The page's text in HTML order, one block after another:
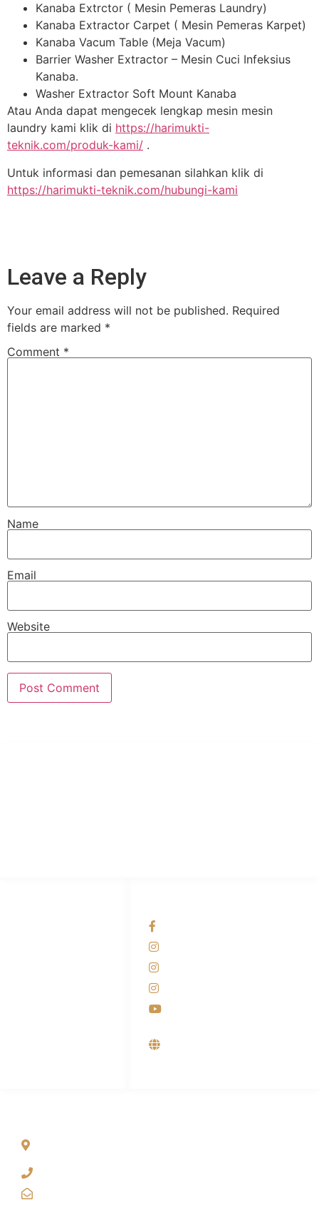
Kanaba Extrctor ( Mesin Pemeras Laundry)
Kanaba Extractor Carpet ( Mesin Pemeras Karpet)
Kanaba Vacum Table (Meja Vacum)
Barrier Washer Extractor – Mesin Cuci Infeksius
Kanaba.
Washer Extractor Soft Mount Kanaba
Atau Anda dapat mengecek lengkap mesin mesin
laundry kami klik di https://harimukti-
teknik.com/produk-kami/ .
Untuk informasi dan pemesanan silahkan klik di
https://harimukti-teknik.com/hubungi-kami
Leave a Reply
Your email address will not be published. Required
fields are marked *
Comment *
Name
Email
Website